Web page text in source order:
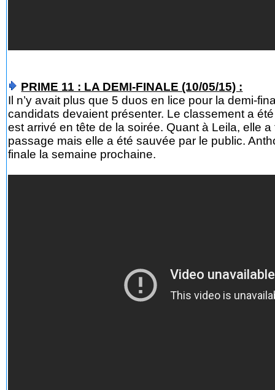
PRIME 11 : LA DEMI-FINALE (10/05/15) :
Il n’y avait plus que 5 duos en lice pour la demi-
candidats devaient présenter. Le classement a
est arrivé en tête de la soirée. Quant à Leila, elle
passage mais elle a été sauvée par le public.
finale la semaine prochaine.